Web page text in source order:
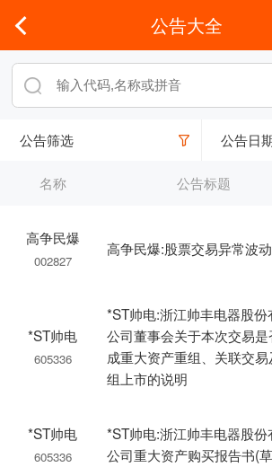
公告大全
公告筛选 公告日
名称 公告标题
高争民爆
002827
高争民爆:股票交易异常波
*ST帅电
605336
*ST帅电:浙江帅丰电器股份
公司董事会关于本次交易是
成重大资产重组、关联交
组上市的说明
*ST帅电
605336
*ST帅电:浙江帅丰电器股份
公司重大资产购买报告书(